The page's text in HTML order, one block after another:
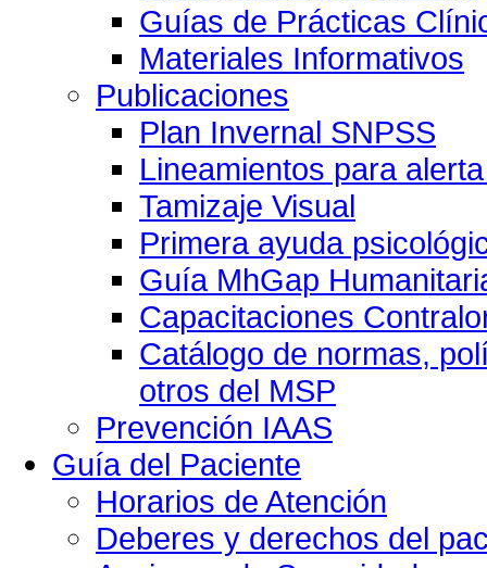
Guías de Prácticas
Materiales Informativos
Publicaciones
Plan Invernal SNPSS
Lineamientos para
Tamizaje Visual
Primera ayuda
Guía MhGap
Capacitaciones
Catálogo de normas,
otros del MSP
Prevención IAAS
Guía del Paciente
Horarios de Atención
Deberes y derechos del